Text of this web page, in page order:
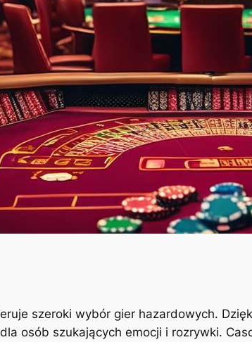
szeroki wybór gier hazardowych.
osób szukających emocji i rozrywki.